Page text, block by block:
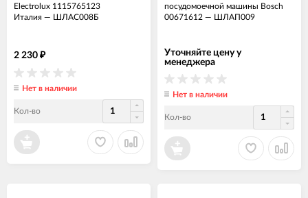
Electrolux 1115765123
Италия — ШЛАС008Б
2 230 ₽
Нет в наличии
Кол-во
посудомоечной машины Bosch
00671612 — ШЛАП009
Уточняйте цену у
менеджера
Нет в наличии
Кол-во